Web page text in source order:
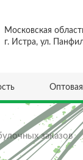
Московская
г. Истра, ул.
заказов